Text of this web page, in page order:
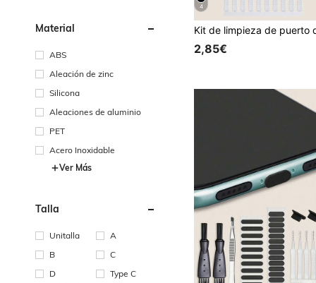
Material
ABS
Aleación de zinc
Silicona
Aleaciones de aluminio
PET
Acero Inoxidable
Ver Más
Talla
Unitalla
A
B
C
D
Type C
4
2,85€